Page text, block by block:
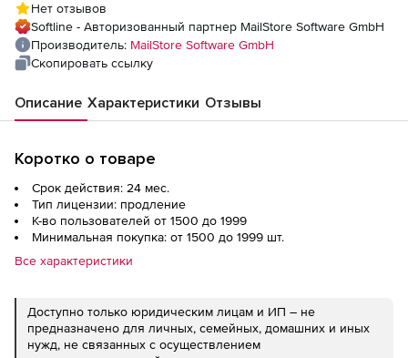
годаНет отзывов
Softline - Авторизованный партнер MailStore Software GmbH
Производитель: MailStore Software GmbH
Скопировать ссылку
Описание Характеристики Отзывы
Коротко о товаре
Срок действия: 24 мес.
Тип лицензии: продление
К-во пользователей от 1500 до 1999
Минимальная покупка: от 1500 до 1999 шт.
Все характеристики
Доступно только юридическим лицам и ИП – не
предназначено для личных, семейных, домашних и иных
нужд, не связанных с осуществлением